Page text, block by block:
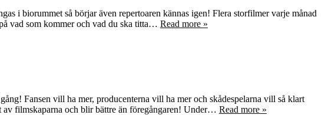
i biorummet så börjar även repertoaren kännas igen! Flera storfilmer varje månad
vad som kommer och vad du ska titta… Read more »
Fansen vill ha mer, producenterna vill ha mer och skådespelarna vill så klart
av filmskaparna och blir bättre än föregångaren! Under… Read more »